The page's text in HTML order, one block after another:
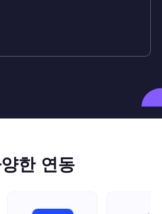
한 연동